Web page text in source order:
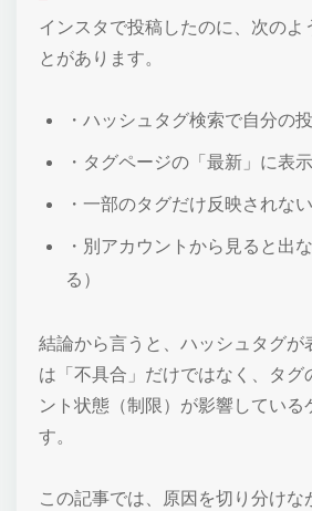
インスタで投稿したのに、次のよ
とがあります。
・ハッシュタグ検索で自分の
・タグページの「最新」に表
・一部のタグだけ反映されない
・別アカウントから見ると出
る）
結論から言うと、ハッシュタグが
は「不具合」だけではなく、タグ
ント状態（制限）が影響している
す。
この記事では、原因を切り分けな